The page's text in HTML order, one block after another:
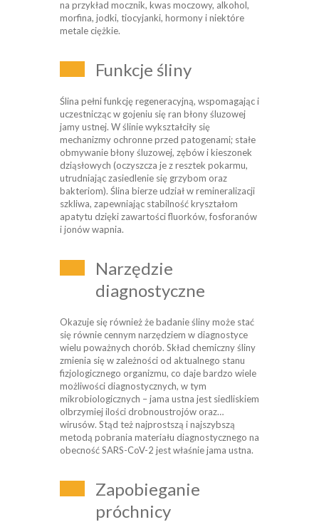
na przykład mocznik, kwas moczowy, alkohol,
morfina, jodki, tiocyjanki, hormony i niektóre
metale ciężkie.
Funkcje śliny
Ślina pełni funkcję regeneracyjną, wspomagając i
uczestnicząc w gojeniu się ran błony śluzowej
jamy ustnej. W ślinie wykształciły się
mechanizmy ochronne przed patogenami; stałe
obmywanie błony śluzowej, zębów i kieszonek
dziąsłowych (oczyszcza je z resztek pokarmu,
utrudniając zasiedlenie się grzybom oraz
bakteriom). Ślina bierze udział w remineralizacji
szkliwa, zapewniając stabilność kryształom
apatytu dzięki zawartości fluorków, fosforanów
i jonów wapnia.
Narzędzie
diagnostyczne
Okazuje się również że badanie śliny może stać
się równie cennym narzędziem w diagnostyce
wielu poważnych chorób. Skład chemiczny śliny
zmienia się w zależności od aktualnego stanu
fizjologicznego organizmu, co daje bardzo wiele
możliwości diagnostycznych, w tym
mikrobiologicznych – jama ustna jest siedliskiem
olbrzymiej ilości drobnoustrojów oraz…
wirusów. Stąd też najprostszą i najszybszą
metodą pobrania materiału diagnostycznego na
obecność SARS-CoV-2 jest właśnie jama ustna.
Zapobieganie
próchnicy